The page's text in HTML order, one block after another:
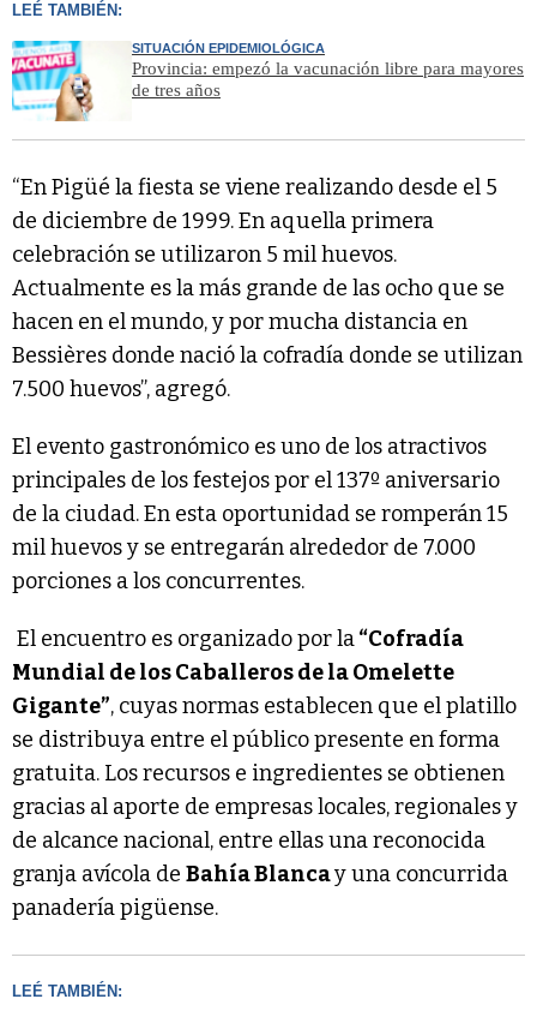
LEÉ TAMBIÉN:
SITUACIÓN EPIDEMIOLÓGICA
Provincia: empezó la vacunación libre para mayores
de tres años
“En Pigüé la fiesta se viene realizando desde el 5
de diciembre de 1999. En aquella primera
celebración se utilizaron 5 mil huevos.
Actualmente es la más grande de las ocho que se
hacen en el mundo, y por mucha distancia en
Bessières donde nació la cofradía donde se utilizan
7.500 huevos”, agregó.
El evento gastronómico es uno de los atractivos
principales de los festejos por el 137º aniversario
de la ciudad. En esta oportunidad se romperán 15
mil huevos y se entregarán alrededor de 7.000
porciones a los concurrentes.
El encuentro es organizado por la“Cofradía
Mundial de los Caballeros de la Omelette
Gigante”, cuyas normas establecen que el platillo
se distribuya entre el público presente en forma
gratuita. Los recursos e ingredientes se obtienen
gracias al aporte de empresas locales, regionales y
de alcance nacional, entre ellas una reconocida
granja avícola de Bahía Blancay una concurrida
panadería pigüense.
LEÉ TAMBIÉN: